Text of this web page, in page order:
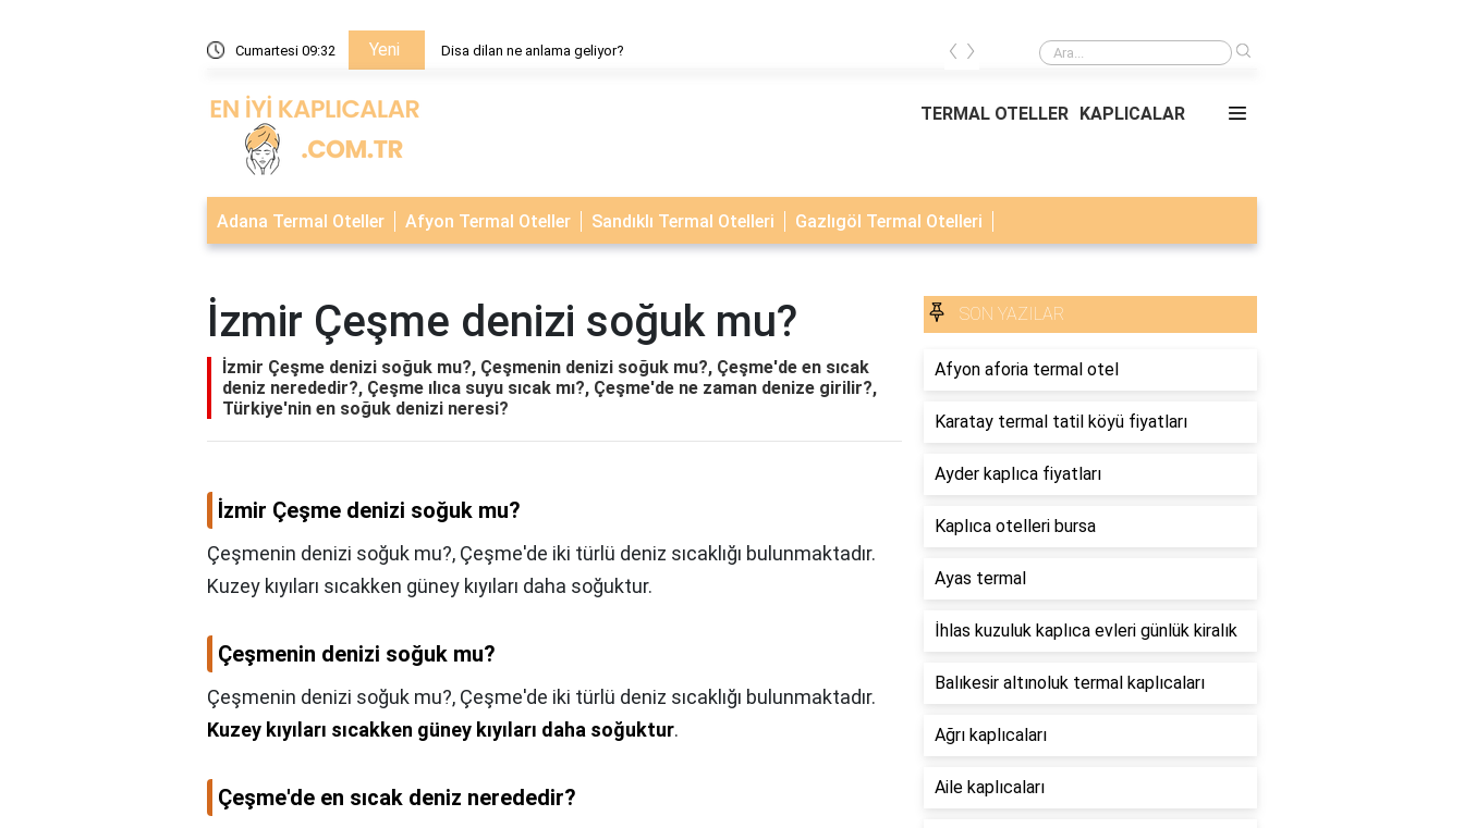
Cumartesi 09:33 Yeni Disa dilan ne anlama geliyor? Disa dilan ne anlama geliyor?
‹ ›
TERMAL OTELLER KAPLICALAR
Adana Termal Oteller Afyon Termal Oteller Sandıklı Termal Otelleri Gazlıgöl Termal Otelleri
İzmir Çeşme denizi soğuk mu?
İzmir Çeşme denizi soğuk mu?, Çeşmenin denizi soğuk mu?, Çeşme'de en sıcak
deniz nerededir?, Çeşme ılıca suyu sıcak mı?, Çeşme'de ne zaman denize girilir?,
Türkiye'nin en soğuk denizi neresi?
İzmir Çeşme denizi soğuk mu?
Çeşmenin denizi soğuk mu?, Çeşme'de iki türlü deniz sıcaklığı bulunmaktadır.
Kuzey kıyıları sıcakken güney kıyıları daha soğuktur.
Çeşmenin denizi soğuk mu?
Çeşmenin denizi soğuk mu?, Çeşme'de iki türlü deniz sıcaklığı bulunmaktadır.
Kuzey kıyıları sıcakken güney kıyıları daha soğuktur.
Çeşme'de en sıcak deniz nerededir?
SON YAZILAR
Afyon aforia termal otel
Karatay termal tatil köyü fiyatları
Ayder kaplıca fiyatları
Kaplıca otelleri bursa
Ayas termal
İhlas kuzuluk kaplıca evleri günlük kiralık
Balıkesir altınoluk termal kaplıcaları
Ağrı kaplıcaları
Aile kaplıcaları